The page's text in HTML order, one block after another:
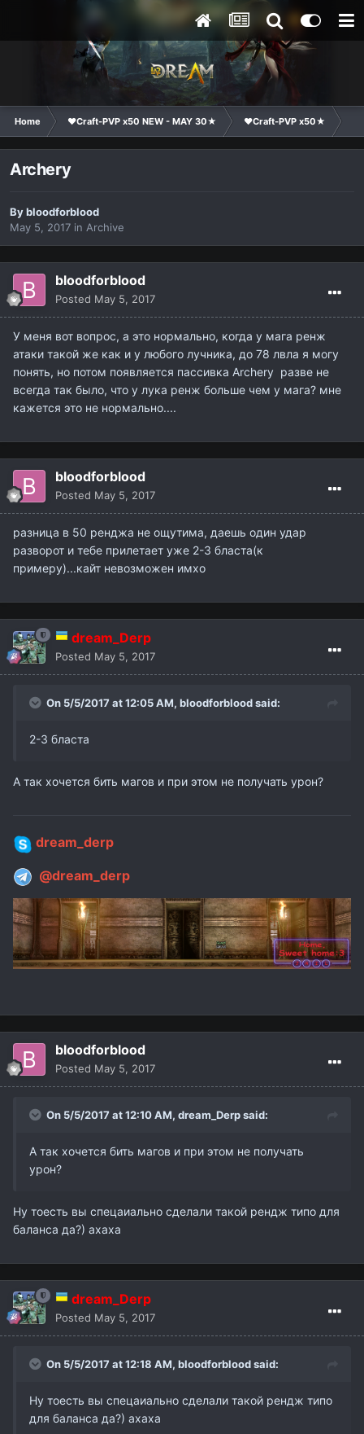
Home ❤Craft-PVP x50 NEW - MAY 30★ ❤Craft-PVP x50★
Archery
Bybloodforblood
May 5, 2017 in Archive
bloodforblood
Posted May 5, 2017
У меня вот вопрос, а это нормально, когда у мага ренж
атаки такой же как и у любого лучника, до 78 лвла я могу
понять, но потом появляется пассивка Archery разве не
всегда так было, что у лука ренж больше чем у мага? мне
кажется это не нормально....
bloodforblood
Posted May 5, 2017
разница в 50 ренджа не ощутима, даешь один удар
разворот и тебе прилетает уже 2-3 бласта(к
примеру)...кайт невозможен имхо
dream_Derp
Posted May 5, 2017
On 5/5/2017 at 12:05 AM, bloodforbloodsaid:
2-3 бласта
А так хочется бить магов и при этом не получать урон?
dream_derp
@dream_derp
bloodforblood
Posted May 5, 2017
On 5/5/2017 at 12:10 AM, dream_Derpsaid:
А так хочется бить магов и при этом не получать
урон?
Ну тоесть вы спецаиально сделали такой рендж типо для
баланса да?) ахаха
dream_Derp
Posted May 5, 2017
On 5/5/2017 at 12:18 AM, bloodforbloodsaid:
Ну тоесть вы спецаиально сделали такой рендж типо
для баланса да?) ахаха